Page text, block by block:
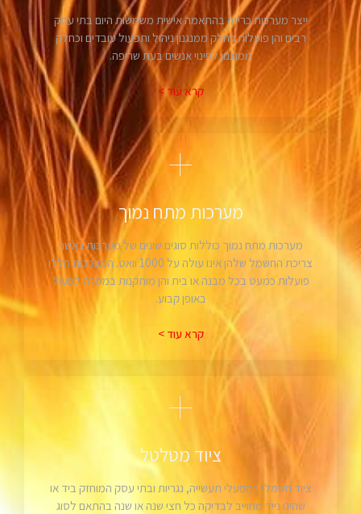
ייצר מערכות כריזה בהתאמה אישית משמשות היום בתי עסק
רבים והן פועלות כחלק ממנגנון ניהול ותפעול עובדים וכחלק
ממנגנון לפינוי אנשים בעת שריפה.
קרא עוד >
מערכות מתח נמוך
מערכות מתח נמוך כוללות סוגים שונים של מערכות כאשר
צריכת החשמל שלהן אינו עולה על 1000 וואט. המערכות הללו
פועלות כמעט בכל מבנה או בית והן מותקנות במטרה לפעול
באופן קבוע.
קרא עוד >
ציוד מטלטל
ציוד חשמלי במפעלי תעשייה, נגריות ובתי עסק המוחזק ביד או
שהינו נייד מחוייב לבדיקה כל חצי שנה או שנה בהתאם לסוג